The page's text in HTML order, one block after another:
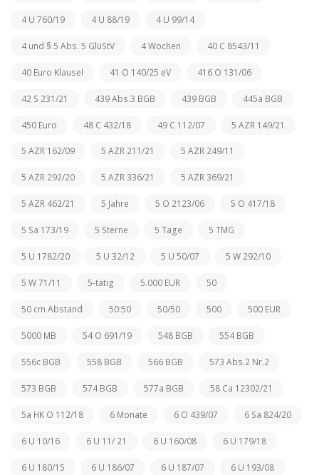
4 U 760/19 4 U 88/19 4 U 99/14
4 und § 5 Abs. 5 GlüStV 4 Wochen 40 C 8543/11
40 Euro Klausel 41 O 140/25 eV 416 O 131/06
42 S 231/21 439 Abs.3 BGB 439 BGB 445a BGB
450 Euro 48 C 432/18 49 C 112/07 5 AZR 149/21
5 AZR 162/09 5 AZR 211/21 5 AZR 249/11
5 AZR 292/20 5 AZR 336/21 5 AZR 369/21
5 AZR 462/21 5 Jahre 5 O 2123/06 5 O 417/18
5 Sa 173/19 5 Sterne 5 Tage 5 TMG
5 U 1782/20 5 U 32/12 5 U 50/07 5 W 292/10
5 W 71/11 5-tätig 5.000 EUR 50
50 cm Abstand 50:50 50/50 500 500 EUR
5000 MB 54 O 691/19 548 BGB 554 BGB
556c BGB 558 BGB 566 BGB 573 Abs.2 Nr.2
573 BGB 574 BGB 577a BGB 58 Ca 12302/21
5a HK O 112/18 6 Monate 6 O 439/07 6 Sa 824/20
6 U 10/16 6 U 11/ 21 6 U 160/08 6 U 179/18
6 U 180/15 6 U 186/07 6 U 187/07 6 U 193/08